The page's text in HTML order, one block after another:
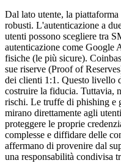
Dal lato utente, la
robusti. L'autenticazione a
utenti possono scegliere tra
autenticazione come Google
fisiche (le più sicure).
sue riserve (Proof of
dei clienti 1:1. Questo livello
costruire la fiducia. Tuttavia,
rischi. Le truffe di phishing e
mirano direttamente agli
proteggere le proprie
complesse e diffidare delle
affermano di provenire dal
una responsabilità condivisa